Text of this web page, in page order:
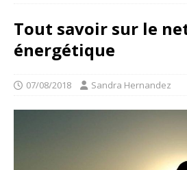
Tout savoir sur le
énergétique
07/08/2018 Sandra Hernandez